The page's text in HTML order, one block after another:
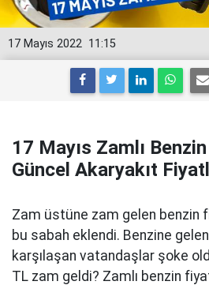
11:15
17 Mayıs 2022
17 Mayıs Zamlı
Güncel Akaryakıt
Zam üstüne zam gelen benzin
bu sabah eklendi. Benzine
karşılaşan vatandaşlar şoke
TL zam geldi? Zamlı benzin